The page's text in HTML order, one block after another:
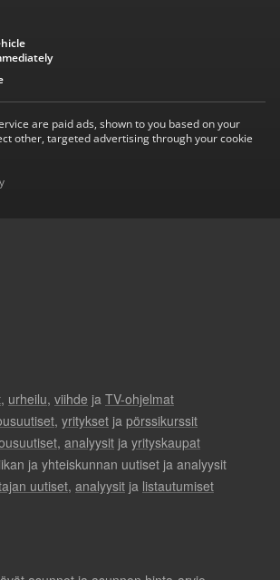
are paid ads, shown to you based on your
other, targeted advertising through your cookie